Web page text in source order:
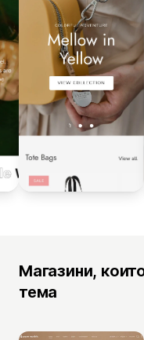
Магазини,
тема